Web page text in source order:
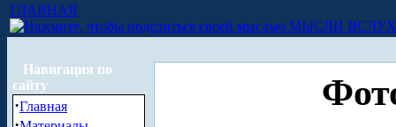
ГЛАВНАЯ
МЫСЛИ ВСЛУХ
Навигация по
сайту
·Главная